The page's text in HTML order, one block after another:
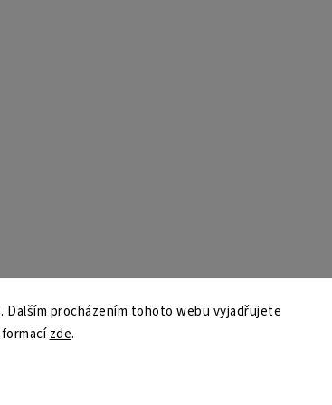
Dalším procházením tohoto webu vyjadřujete
zde.